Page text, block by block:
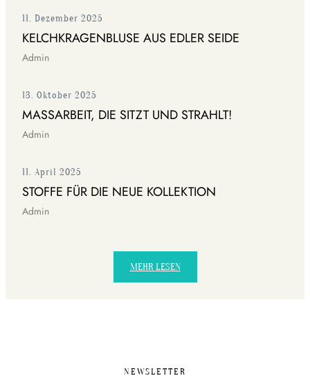
KELCHKRAGENBLUSE AUS EDLER SEIDE
Admin
11. Dezember 2025
MASSARBEIT, DIE SITZT UND STRAHLT!
Admin
13. Oktober 2025
STOFFE FÜR DIE NEUE KOLLEKTION
Admin
11. April 2025
MEHR LESEN
NEWSLETTER